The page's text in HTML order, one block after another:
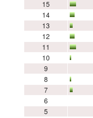
15
14
13
12
11
10
9
8
7
6
5